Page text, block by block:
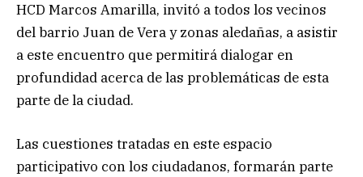
HCD Marcos Amarilla, invitó a todos los vecinos
del barrio Juan de Vera y zonas aledañas, a asistir
a este encuentro que permitirá dialogar en
profundidad acerca de las problemáticas de esta
parte de la ciudad.
Las cuestiones tratadas en este espacio
participativo con los ciudadanos, formarán parte